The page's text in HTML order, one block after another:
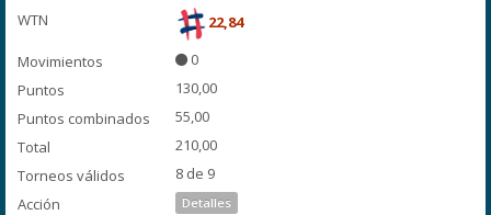
22,84
0
130,00
55,00
210,00
8 de 9
Detalles